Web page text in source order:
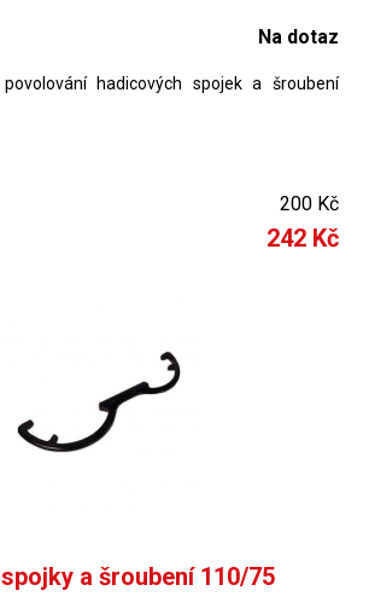
Na dotaz
hadicových spojek a šroubení
200 Kč
242 Kč
a šroubení 110/75